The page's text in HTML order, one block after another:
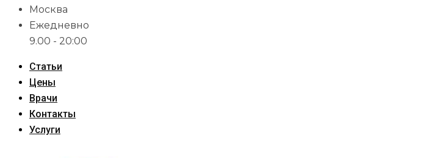
Москва
Ежедневно
9.00 - 20:00
Статьи
Цены
Врачи
Контакты
Услуги